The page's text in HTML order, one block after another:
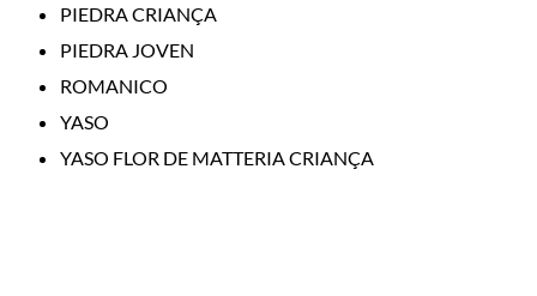
PIEDRA CRIANÇA
PIEDRA JOVEN
ROMANICO
YASO
YASO FLOR DE MATTERIA CRIANÇA